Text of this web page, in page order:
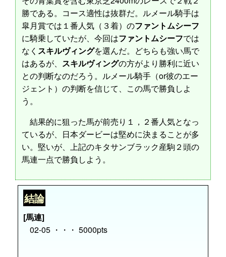
勝である。コース適性は抜群だ。ルメール騎手は
皐月賞では１番人気（３着）のファントムシーフ
に騎乗していたが、今回はファントムシーフでは
なく スキルヴィングを選んだ。どちらも強い馬で
はあるが、 スキルヴィングの方がより勝利に近い
との判断なのだろう。ルメール騎手（or彼のエー
ジェント）の判断を信じて、この馬で勝負しよ
う。
結果的に狙った馬が前売り１，２番人気となっ
ているが、日本ダービーは堅めに決まることが多
い。堅いが、上記のキタサンブラック産駒２頭の
馬連一点で勝負しよう。
結論
[馬連]
02-05 ・・・ 5000pts